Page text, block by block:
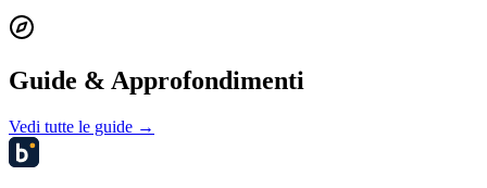
Guide & Approfondimenti
Vedi tutte le guide →